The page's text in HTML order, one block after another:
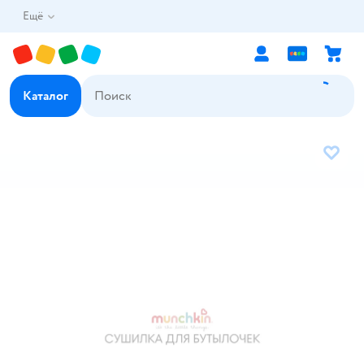
Ещё
Каталог
В